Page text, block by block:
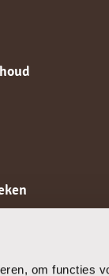
om functies